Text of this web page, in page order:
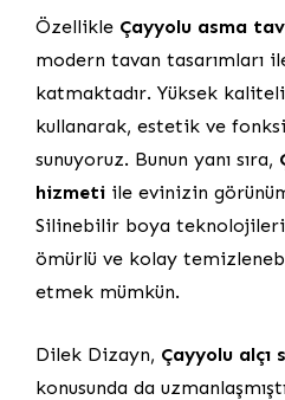
Özellikle Çayyolu asma
modern tavan tasarımları
katmaktadır. Yüksek
kullanarak, estetik ve
sunuyoruz. Bunun yanı sıra,
hizmeti ile evinizin
Silinebilir boya teknolojileri
ömürlü ve kolay
etmek mümkün.
Dilek Dizayn, Çayyolu alçı
konusunda da